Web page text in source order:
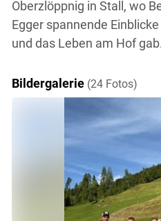
Oberzlöppnig in Stall, wo
Egger spannende
und das Leben am Hof gab.
Bildergalerie (24 Fotos)